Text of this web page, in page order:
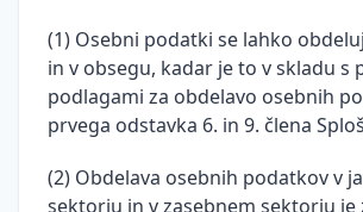
(1) Osebni podatki se lahko
in v obsegu, kadar je to v skladu s
podlagami za obdelavo osebnih
prvega odstavka 6. in 9. člena
(2) Obdelava osebnih podatkov v
sektorju in v zasebnem sektorju je